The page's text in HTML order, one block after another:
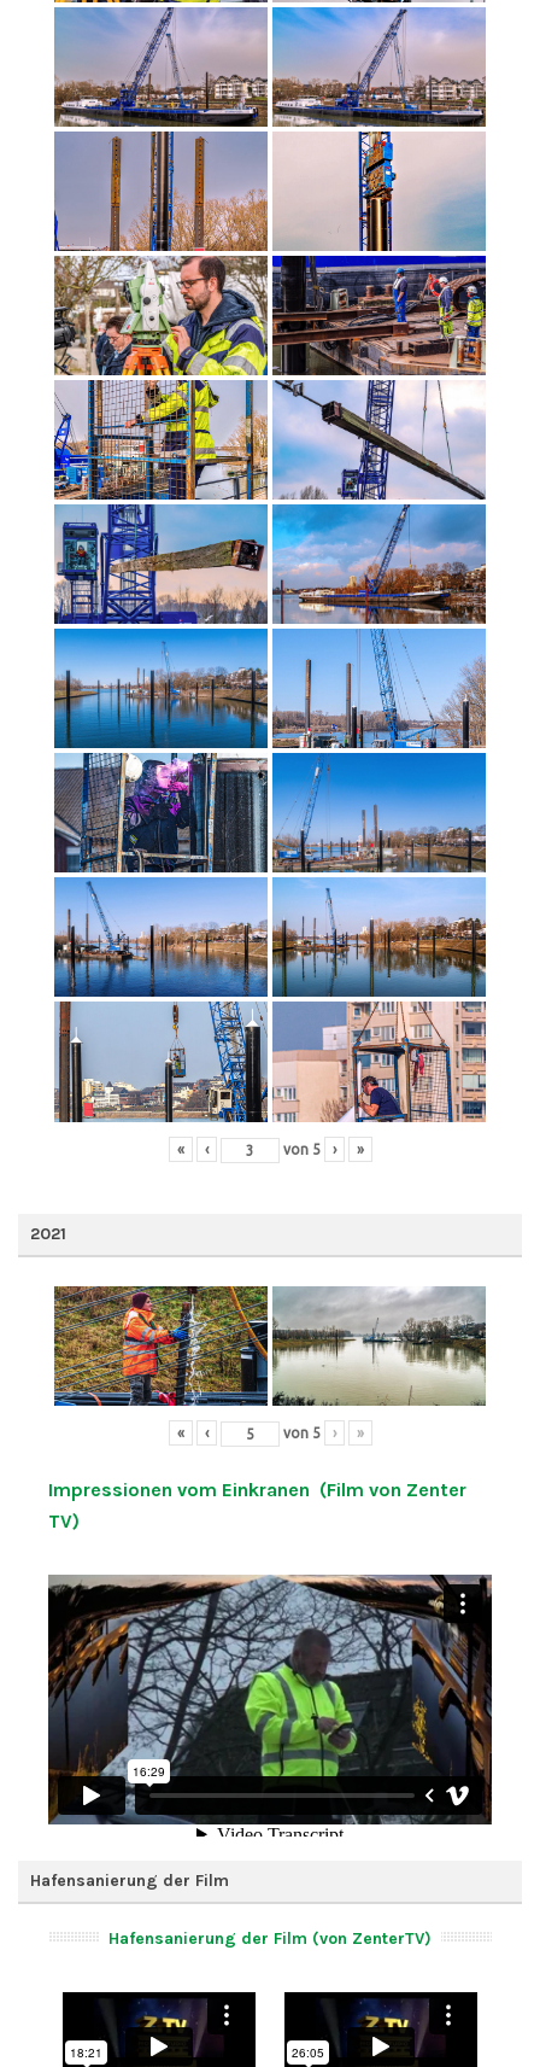
« ‹ von 5 › »
2021
« ‹ von 5 › »
Impressionen vom Einkranen (Film von Zenter
TV)
Hafensanierung der Film
Hafensanierung der Film (von ZenterTV)